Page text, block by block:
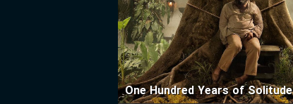
One Hundred Years of Solitude